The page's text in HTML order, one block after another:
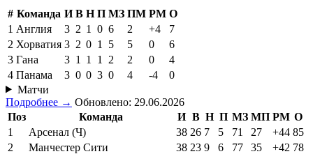
# Команда И В Н П МЗ ПМ РМ О
1 Англия 3 2 1 0 6 2 +4
7
2 Хорватия 3 2 0 1 5 5 0
6
3 Гана 3 1 1 1 2 2 0
4
4 Панама 3 0 0 3 0 4 -4
0
Матчи
Подробнее → Обновлено: 29.06.2026
Поз
Команда И В Н П МЗ МП РМ О
1
Арсенал (Ч) 38 26 7 5 71 27 +44 85
2
Манчестер Сити 38 23 9 6 77 35 +42 78